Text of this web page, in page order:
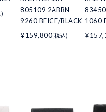
)
805109 2ABBN
9260 BEIGE/BLACK
¥159,800(税込)
1060